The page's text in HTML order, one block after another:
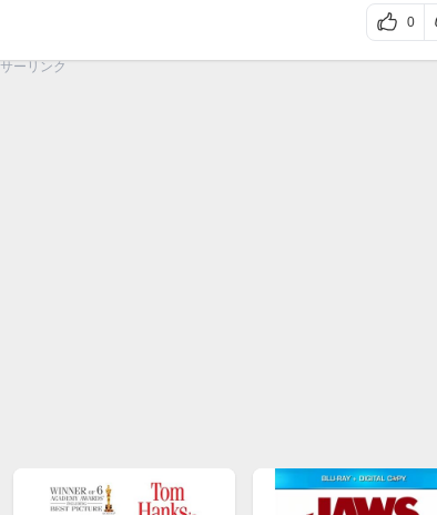
0
ーリンク